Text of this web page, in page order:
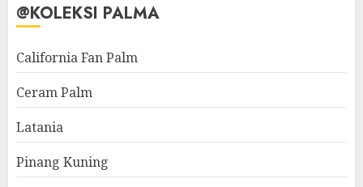
@KOLEKSI PALMA
California Fan Palm
Ceram Palm
Latania
Pinang Kuning